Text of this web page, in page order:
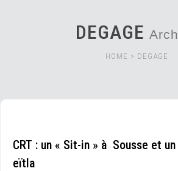
DEGAGE
HOME > DEGAGE
CRT : un « Sit-in » à Sousse et
eïtla